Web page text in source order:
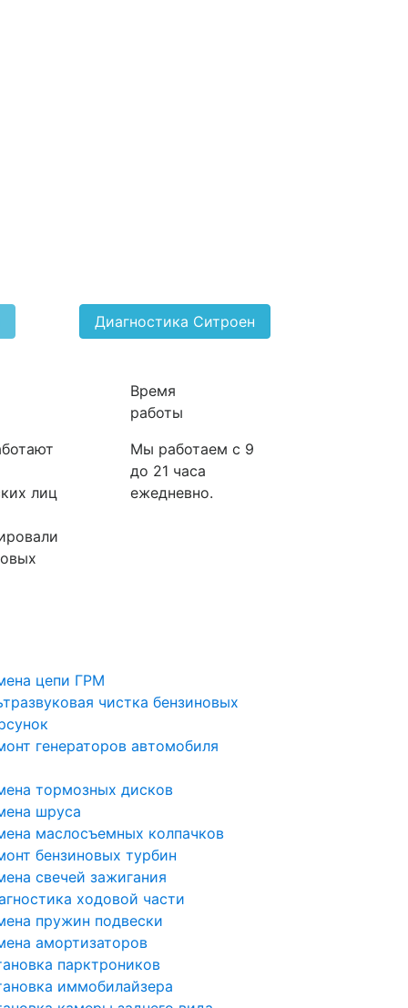
Диагностика Ситроен
лиц
Время
работы
Мы работаем с 9
до 21 часа
ежедневно.
цепи ГРМ
чистка бензиновых
генераторов автомобиля
тормозных дисков
шруса
маслосъемных колпачков
бензиновых турбин
свечей зажигания
ходовой части
пружин подвески
амортизаторов
парктроников
иммобилайзера